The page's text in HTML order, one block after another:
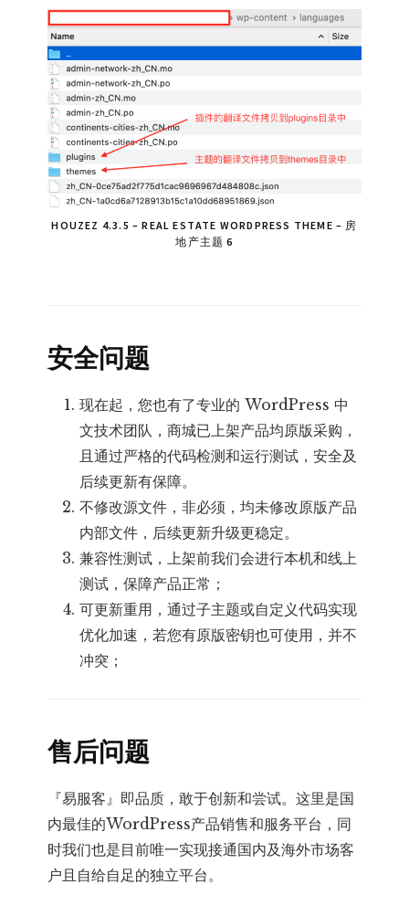
HOUZEZ 4.3.5 – REAL ESTATE WORDPRESS THEME – 房
地产主题 6
安全问题
现在起，您也有了专业的 WordPress 中
文技术团队，商城已上架产品均原版采购，
且通过严格的代码检测和运行测试，安全及
后续更新有保障。
不修改源文件，非必须，均未修改原版产品
内部文件，后续更新升级更稳定。
兼容性测试，上架前我们会进行本机和线上
测试，保障产品正常；
可更新重用，通过子主题或自定义代码实现
优化加速，若您有原版密钥也可使用，并不
冲突；
售后问题
『易服客』即品质，敢于创新和尝试。这里是国
内最佳的WordPress产品销售和服务平台，同
时我们也是目前唯一实现接通国内及海外市场客
户且自给自足的独立平台。